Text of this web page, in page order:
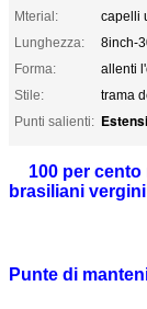
Mterial:
capelli
Lunghezza:
8inch-
Forma:
allenti
Stile:
trama
Punti salienti:
100 per
brasiliani
Punte di